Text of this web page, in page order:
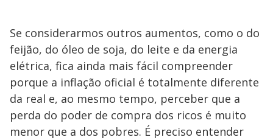
Se considerarmos outros aumentos, como o do
feijão, do óleo de soja, do leite e da energia
elétrica, fica ainda mais fácil compreender
porque a inflação oficial é totalmente diferente
da real e, ao mesmo tempo, perceber que a
perda do poder de compra dos ricos é muito
menor que a dos pobres. É preciso entender